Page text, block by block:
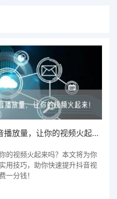
免费的午餐：轻松提高抖音播放量，让你的视频火起来！
的视频火起来吗？本文将为你
用技巧，助你快速提升抖音视
一分钱！